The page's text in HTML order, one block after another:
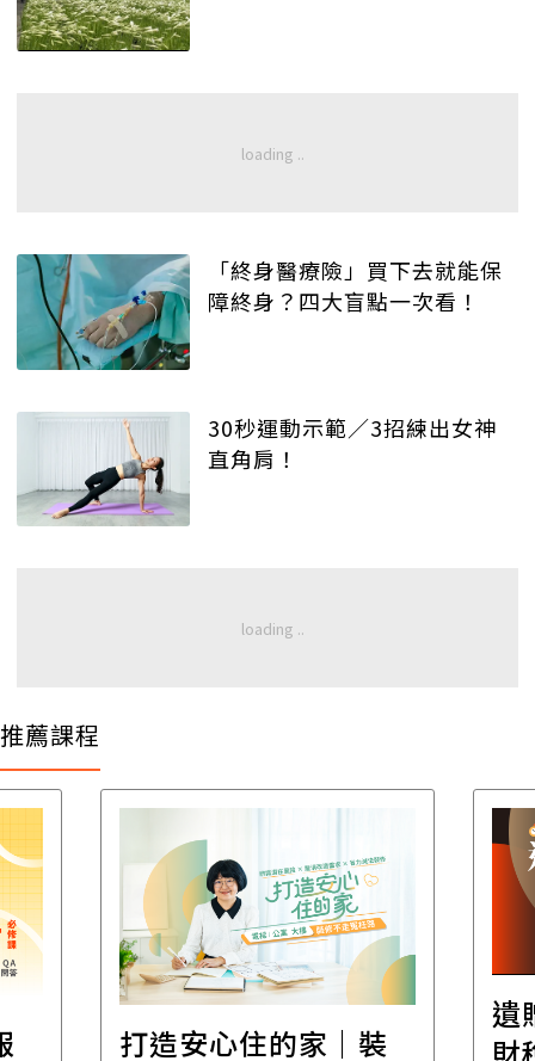
「終身醫療險」買下去就能保
障終身？四大盲點一次看！
30秒運動示範／3招練出女神
直角肩！
推薦課程
打造安心住的家｜裝
遺
財